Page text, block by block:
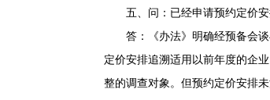
五、问：已经申请预约定价安
答：《办法》明确经预备会谈
定价安排追溯适用以前年度的企
整的调查对象。但预约定价安排